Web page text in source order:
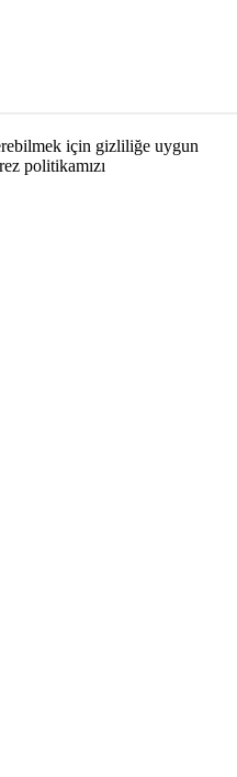
için gizliliğe uygun
politikamızı